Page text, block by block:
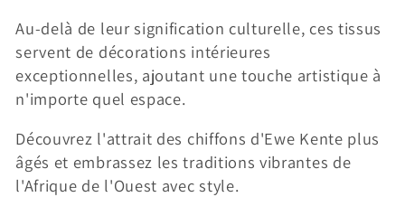
Au-delà de leur signification culturelle, ces tissus
servent de décorations intérieures
exceptionnelles, ajoutant une touche artistique à
n'importe quel espace.
Découvrez l'attrait des chiffons d'Ewe Kente plus
âgés et embrassez les traditions vibrantes de
l'Afrique de l'Ouest avec style.